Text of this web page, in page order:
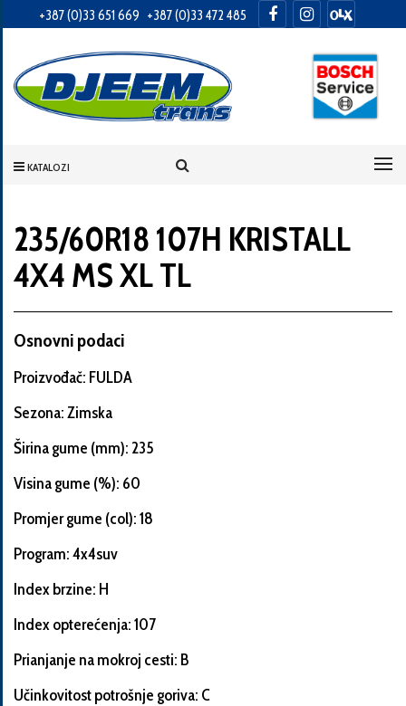
+387 (0)33 651 669 +387 (0)33 472 485
KATALOZI
Informacije
o
Vaša
Broj
Informacije
o
automobila
235/60R18 107H KRISTALL
4X4 MS XL TL
Osnovni podaci
Proizvođač: FULDA
Sezona: Zimska
Širina gume (mm): 235
Visina gume (%): 60
Promjer gume (col): 18
Program: 4x4suv
Index brzine: H
Index opterećenja: 107
Prianjanje na mokroj cesti: B
Učinkovitost potrošnje goriva: C